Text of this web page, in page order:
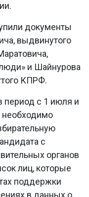
документы
выдвинутого
и Шайнурова
КПРФ.
период с 1 июля и
необходимо
с
органов
лиц, которые
поддержки
в данных о